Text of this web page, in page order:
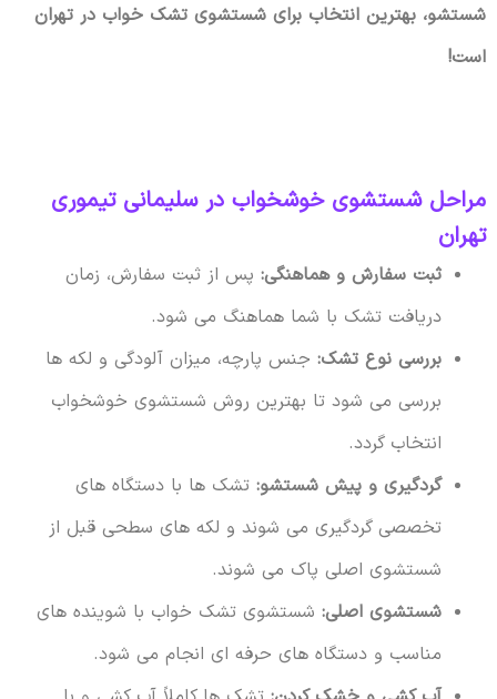
شستشو، بهترین انتخاب برای شستشوی تشک خواب در تهران
است!
مراحل شستشوی خوشخواب در سلیمانی تیموری
تهران
ثبت سفارش و هماهنگی:پس از ثبت سفارش، زمان
دریافت تشک با شما هماهنگ می شود.
بررسی نوع تشک:جنس پارچه، میزان آلودگی و لکه ها
بررسی می شود تا بهترین روش شستشوی خوشخواب
انتخاب گردد.
گردگیری و پیش شستشو:تشک ها با دستگاه های
تخصصی گردگیری می شوند و لکه های سطحی قبل از
شستشوی اصلی پاک می شوند.
شستشوی اصلی:شستشوی تشک خواب با شوینده های
مناسب و دستگاه های حرفه ای انجام می شود.